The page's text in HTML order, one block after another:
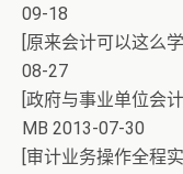
09-18
[原来会计可以这么
08-27
[政府与事业单位会
MB 2013-07-30
[审计业务操作全程